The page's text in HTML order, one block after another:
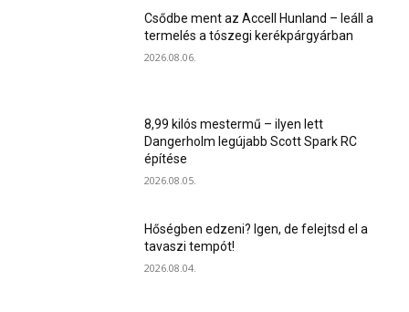
Csődbe ment az Accell Hunland – leáll a
termelés a tószegi kerékpárgyárban
2026.08.06.
8,99 kilós mestermű – ilyen lett
Dangerholm legújabb Scott Spark RC
építése
2026.08.05.
Hőségben edzeni? Igen, de felejtsd el a
tavaszi tempót!
2026.08.04.